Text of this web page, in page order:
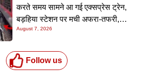
करते समय सामने आ गई एक्सप्रेस ट्रेन,
बड़हिया स्टेशन पर मची अफरा-तफरी,
यात्रियों की लापरवाही आई सामने
August 7, 2026
Follow us